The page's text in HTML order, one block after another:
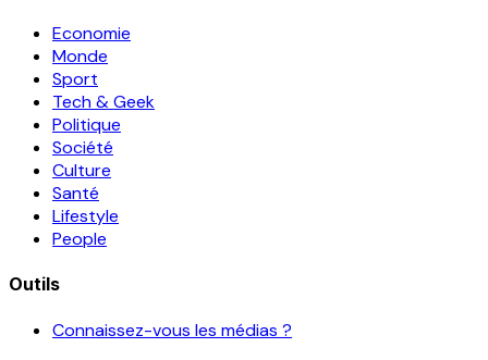
Economie
Monde
Sport
Tech & Geek
Politique
Société
Culture
Santé
Lifestyle
People
Outils
Connaissez-vous les médias ?